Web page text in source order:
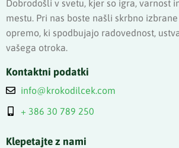
Dobrodošli v svetu, kjer so igra, varnost
mestu. Pri nas boste našli skrbno
opremo, ki spodbujajo radovednost,
vašega otroka.
Kontaktni podatki
info@krokodilcek.com
+ 386 30 789 250
Klepetajte z nami